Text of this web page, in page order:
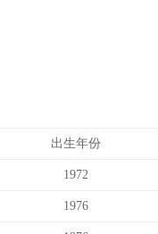
出生年份
1972
1976